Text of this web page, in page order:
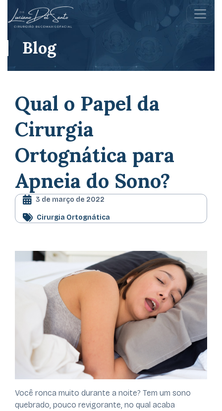
Blog
Qual o Papel da
Cirurgia
Ortognática para
Apneia do Sono?
3 de março de 2022
Cirurgia Ortognática
Você ronca muito durante a noite? Tem um sono
quebrado, pouco revigorante, no qual acaba